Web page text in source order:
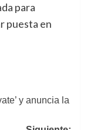
para
puesta en
y anuncia la